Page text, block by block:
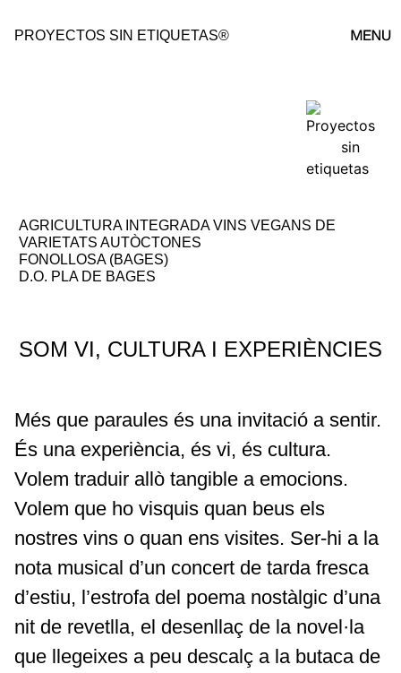
PROYECTOS SIN ETIQUETAS®
AGRICULTURA INTEGRADA VINS VEGANS DE
VARIETATS AUTÒCTONES
FONOLLOSA (BAGES)
D.O. PLA DE BAGES
SOM VI, CULTURA I EXPERIÈNCIES
Més que paraules és una invitació a sentir.
És una experiència, és vi, és cultura.
Volem traduir allò tangible a emocions.
Volem que ho visquis quan beus els
nostres vins o quan ens visites. Ser-hi a la
nota musical d’un concert de tarda fresca
d’estiu, l’estrofa del poema nostàlgic d’una
nit de revetlla, el desenllaç de la novel·la
que llegeixes a peu descalç a la butaca de